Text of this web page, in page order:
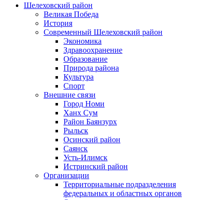
Шелеховский район
Великая Победа
История
Современный Шелеховский район
Экономика
Здравоохранение
Образование
Природа района
Культура
Спорт
Внешние связи
Город Номи
Ханх Сум
Район Баянзурх
Рыльск
Осинский район
Саянск
Усть-Илимск
Истринский район
Организации
Территориальные подразделения
федеральных и областных органов